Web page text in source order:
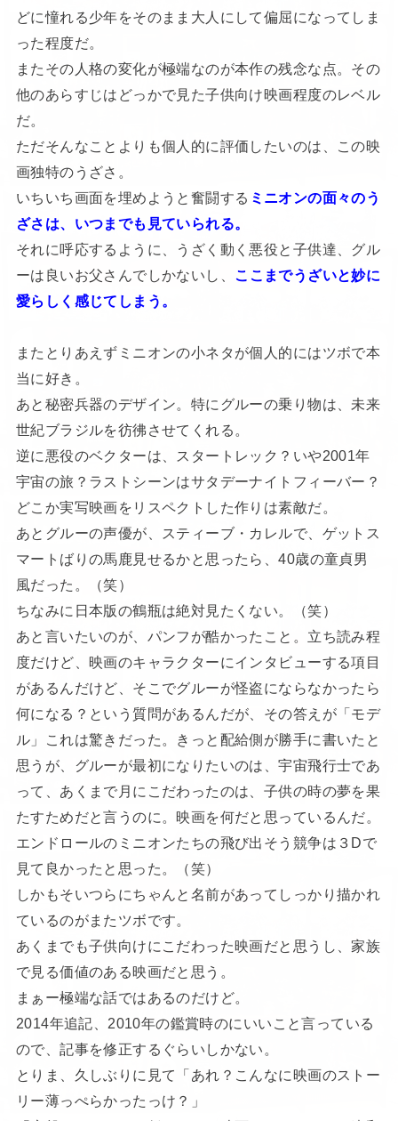
どに憧れる少年をそのまま大人にして偏屈になってしま
った程度だ。
またその人格の変化が極端なのが本作の残念な点。その
他のあらすじはどっかで見た子供向け映画程度のレベル
だ。
ただそんなことよりも個人的に評価したいのは、この映
画独特のうざさ。
いちいち画面を埋めようと奮闘する ミニオンの面々のう
ざさは、いつまでも見ていられる。
それに呼応するように、うざく動く悪役と子供達、グル
ーは良いお父さんでしかないし、 ここまでうざいと妙に
愛らしく感じてしまう。
またとりあえずミニオンの小ネタが個人的にはツボで本
当に好き。
あと秘密兵器のデザイン。特にグルーの乗り物は、未来
世紀ブラジルを彷彿させてくれる。
逆に悪役のベクターは、スタートレック？いや2001年
宇宙の旅？ラストシーンはサタデーナイトフィーバー？
どこか実写映画をリスペクトした作りは素敵だ。
あとグルーの声優が、スティーブ・カレルで、ゲットス
マートばりの馬鹿見せるかと思ったら、40歳の童貞男
風だった。（笑）
ちなみに日本版の鶴瓶は絶対見たくない。（笑）
あと言いたいのが、パンフが酷かったこと。立ち読み程
度だけど、映画のキャラクターにインタビューする項目
があるんだけど、そこでグルーが怪盗にならなかったら
何になる？という質問があるんだが、その答えが「モデ
ル」これは驚きだった。きっと配給側が勝手に書いたと
思うが、グルーが最初になりたいのは、宇宙飛行士であ
って、あくまで月にこだわったのは、子供の時の夢を果
たすためだと言うのに。映画を何だと思っているんだ。
エンドロールのミニオンたちの飛び出そう競争は３Dで
見て良かったと思った。（笑）
しかもそいつらにちゃんと名前があってしっかり描かれ
ているのがまたツボです。
あくまでも子供向けにこだわった映画だと思うし、家族
で見る価値のある映画だと思う。
まぁー極端な話ではあるのだけど。
2014年追記、2010年の鑑賞時のにいいこと言っている
ので、記事を修正するぐらいしかない。
とりま、久しぶりに見て「あれ？こんなに映画のストー
リー薄っぺらかったっけ？」